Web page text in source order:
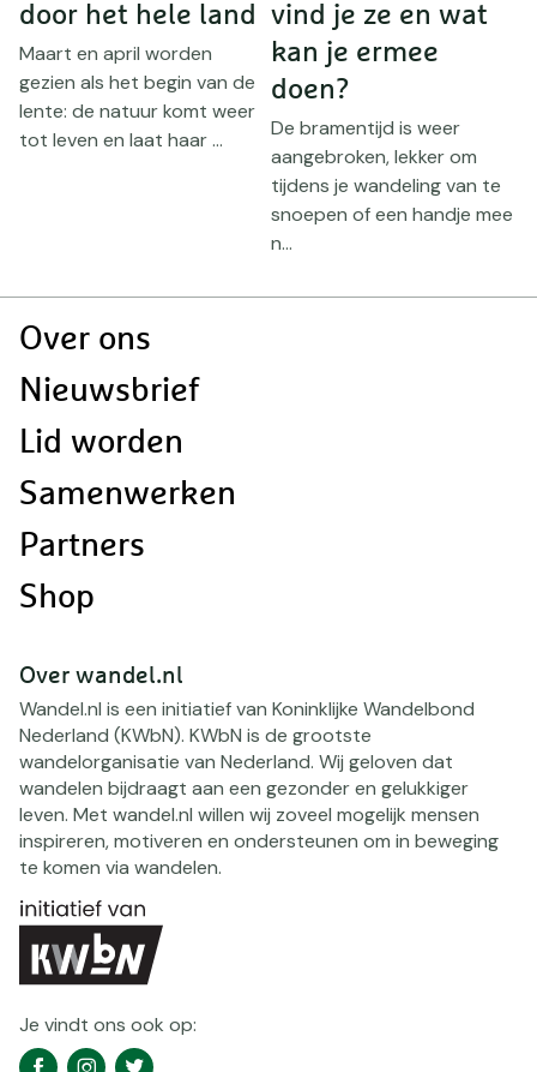
door het hele land
Maart en april worden
gezien als het begin van de
lente: de natuur komt weer
tot leven en laat haar ...
vind je ze en wat
kan je ermee
doen?
De bramentijd is weer
aangebroken, lekker om
tijdens je wandeling van te
snoepen of een handje mee
n...
Doormat
Over ons
Nieuwsbrief
Lid worden
Samenwerken
Partners
Shop
Over wandel.nl
Wandel.nl is een initiatief van Koninklijke Wandelbond
Nederland (KWbN). KWbN is de grootste
wandelorganisatie van Nederland. Wij geloven dat
wandelen bijdraagt aan een gezonder en gelukkiger
leven. Met wandel.nl willen wij zoveel mogelijk mensen
inspireren, motiveren en ondersteunen om in beweging
te komen via wandelen.
Je vindt ons ook op:
Social